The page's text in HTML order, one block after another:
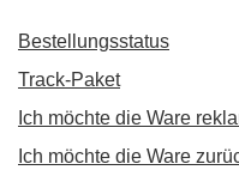
Bestellungsstatus
Track-Paket
Ich möchte die Ware
Ich möchte die Ware